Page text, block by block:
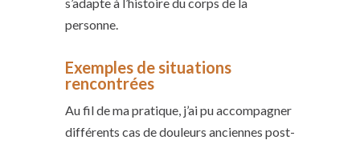
personne.
Exemples de situations
rencontrées
Au fil de ma pratique, j’ai pu accompagner
différents cas de douleurs anciennes post-